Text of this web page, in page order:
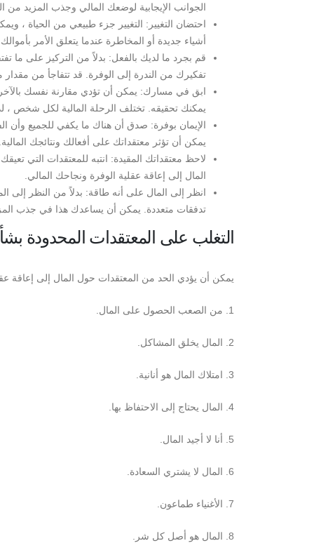
الجوانب الإيجابية لوضعك المالي وجذب المزيد من
احتضان التغيير: التغيير جزء طبيعي من الحياة ،
أشياء جديدة أو المخاطرة عندما يتعلق الأمر
قم بجرد ما لديك بالفعل: بدلاً من التركيز على ما
تفكيرك من الندرة إلى الوفرة. قد تتفاجأ من
ابق في مسارك: يمكن أن تؤدي مقارنة نفسك
يمكنك تحقيقه. تختلف الرحلة المالية لكل شخص ،
الإيمان بوفرة: صدق أن هناك ما يكفي للجميع
يمكن أن تؤثر معتقداتك على أفعالك ونتائجك
لاحظ معتقداتك المقيدة: انتبه للمعتقدات التي
المال إلى إعاقة عقلية الوفرة ونجاحك المالي.
انظر إلى المال على أنه طاقة: بدلاً من النظر إلى
تدفقات متعددة. يمكن أن يساعدك هذا في جذب
التغلب على المعتقدات المحدودة
يمكن أن يؤدي الحد من المعتقدات حول المال إلى إعاقة
1. من الصعب الحصول على المال.
2. المال يخلق المشاكل.
3. امتلاك المال هو أنانية.
4. المال يحتاج إلى الاحتفاظ بها.
5. أنا لا أجيد المال.
6. المال لا يشتري السعادة.
7. الأغنياء طماعون.
8. المال هو أصل كل شر.